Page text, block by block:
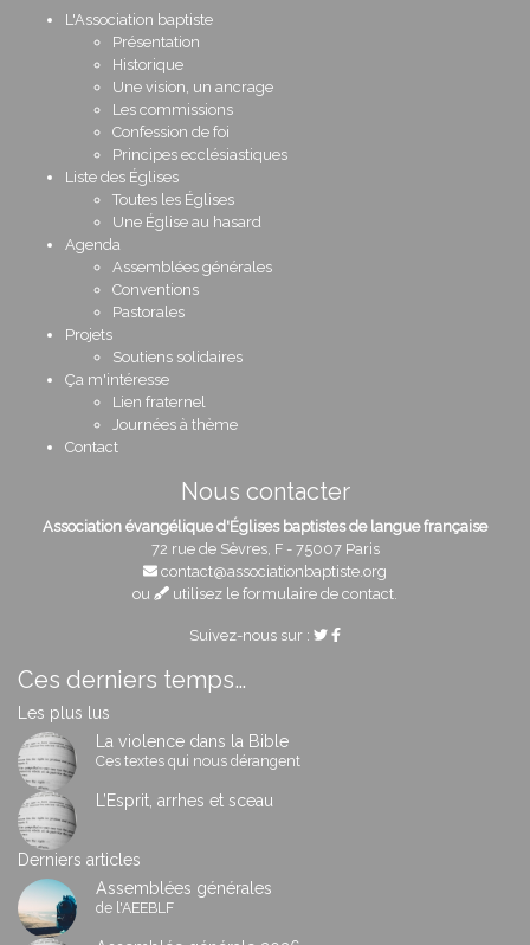
L'Association baptiste
Présentation
Historique
Une vision, un ancrage
Les commissions
Confession de foi
Principes ecclésiastiques
Liste des Églises
Toutes les Églises
Une Église au hasard
Agenda
Assemblées générales
Conventions
Pastorales
Projets
Soutiens solidaires
Ça m'intéresse
Lien fraternel
Journées à thème
Contact
Nous contacter
Association évangélique d'Églises baptistes de langue française
72 rue de Sèvres, F - 75007 Paris
contact@associationbaptiste.org
ou
utilisez le formulaire de contact.
Suivez-nous sur :
Ces derniers temps…
Les plus lus
La violence dans la Bible
Ces textes qui nous dérangent
L’Esprit, arrhes et sceau
Derniers articles
Assemblées générales
de l'AEEBLF